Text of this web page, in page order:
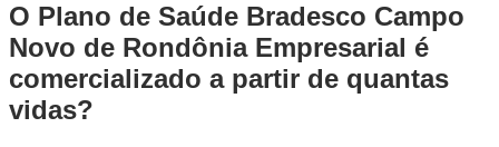
O Plano de Saúde Bradesco Campo
Novo de Rondônia Empresarial é
comercializado a partir de quantas
vidas?